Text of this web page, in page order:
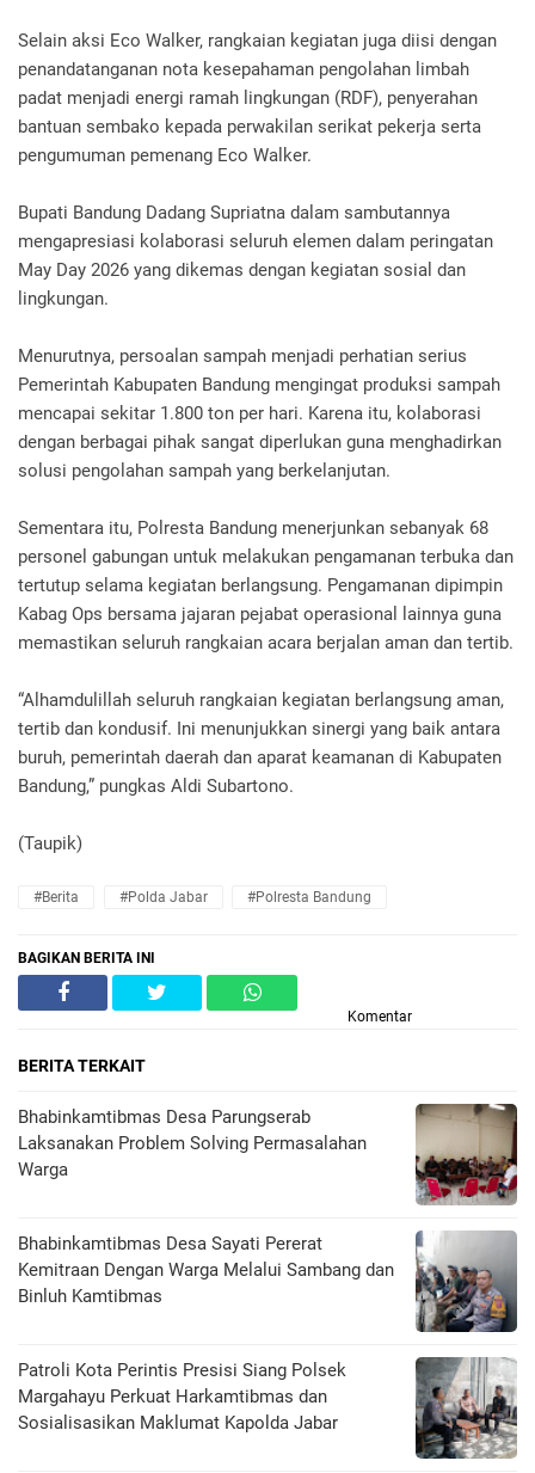
Selain aksi Eco Walker, rangkaian kegiatan juga diisi dengan
penandatanganan nota kesepahaman pengolahan limbah
padat menjadi energi ramah lingkungan (RDF), penyerahan
bantuan sembako kepada perwakilan serikat pekerja serta
pengumuman pemenang Eco Walker.
Bupati Bandung Dadang Supriatna dalam sambutannya
mengapresiasi kolaborasi seluruh elemen dalam peringatan
May Day 2026 yang dikemas dengan kegiatan sosial dan
lingkungan.
Menurutnya, persoalan sampah menjadi perhatian serius
Pemerintah Kabupaten Bandung mengingat produksi sampah
mencapai sekitar 1.800 ton per hari. Karena itu, kolaborasi
dengan berbagai pihak sangat diperlukan guna menghadirkan
solusi pengolahan sampah yang berkelanjutan.
Sementara itu, Polresta Bandung menerjunkan sebanyak 68
personel gabungan untuk melakukan pengamanan terbuka dan
tertutup selama kegiatan berlangsung. Pengamanan dipimpin
Kabag Ops bersama jajaran pejabat operasional lainnya guna
memastikan seluruh rangkaian acara berjalan aman dan tertib.
“Alhamdulillah seluruh rangkaian kegiatan berlangsung aman,
tertib dan kondusif. Ini menunjukkan sinergi yang baik antara
buruh, pemerintah daerah dan aparat keamanan di Kabupaten
Bandung,” pungkas Aldi Subartono.
(Taupik)
#Berita #Polda Jabar #Polresta Bandung
BAGIKAN BERITA INI
Komentar
BERITA TERKAIT
Bhabinkamtibmas Desa Parungserab
Laksanakan Problem Solving Permasalahan
Warga
Bhabinkamtibmas Desa Sayati Pererat
Kemitraan Dengan Warga Melalui Sambang dan
Binluh Kamtibmas
Patroli Kota Perintis Presisi Siang Polsek
Margahayu Perkuat Harkamtibmas dan
Sosialisasikan Maklumat Kapolda Jabar